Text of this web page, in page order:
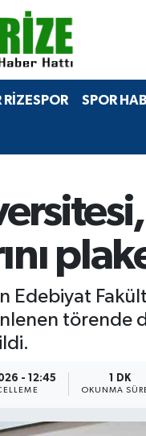
RİZESPOR SPOR
Edebiyat
törende
- 12:45 1 DK
OKUNMA